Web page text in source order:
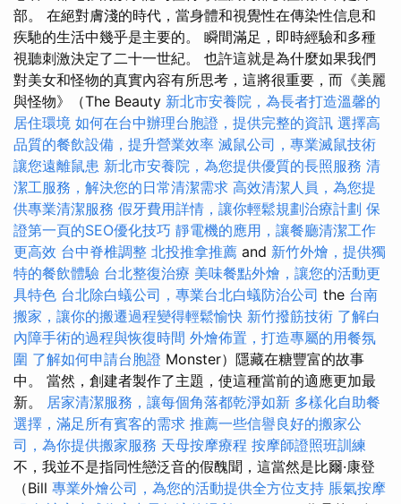
部。 在絕對膚淺的時代，當身體和視覺性在傳染性信息和
疾馳的生活中幾乎是主要的。 瞬間滿足，即時經驗和多種
視聽刺激決定了二十一世紀。 也許這就是為什麼如果我們
對美女和怪物的真實內容有所思考，這將很重要，而《美麗
與怪物》（The Beauty 新北市安養院，為長者打造溫馨的
居住環境 如何在台中辦理台胞證，提供完整的資訊 選擇高
品質的餐飲設備，提升營業效率 滅鼠公司，專業滅鼠技術
讓您遠離鼠患 新北市安養院，為您提供優質的長照服務 清
潔工服務，解決您的日常清潔需求 高效清潔人員，為您提
供專業清潔服務 假牙費用詳情，讓你輕鬆規劃治療計劃 保
證第一頁的SEO優化技巧 靜電機的應用，讓餐廳清潔工作
更高效 台中脊椎調整 北投推拿推薦 and 新竹外燴，提供獨
特的餐飲體驗 台北整復治療 美味餐點外燴，讓您的活動更
具特色 台北除白蟻公司，專業台北白蟻防治公司 the 台南
搬家，讓你的搬遷過程變得輕鬆愉快 新竹撥筋技術 了解白
內障手術的過程與恢復時間 外燴佈置，打造專屬的用餐氛
圍 了解如何申請台胞證 Monster）隱藏在糖豐富的故事
中。 當然，創建者製作了主題，使這種當前的適應更加最
新。 居家清潔服務，讓每個角落都乾淨如新 多樣化自助餐
選擇，滿足所有賓客的需求 推薦一些信譽良好的搬家公
司，為你提供搬家服務 天母按摩療程 按摩師證照班訓練
不，我並不是指同性戀泛音的假醜聞，這當然是比爾·康登
（Bill 專業外燴公司，為您的活動提供全方位支持 脹氣按摩